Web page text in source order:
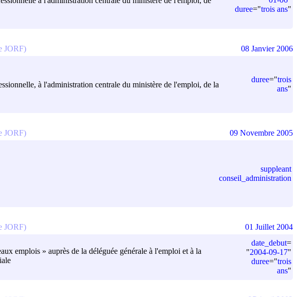
duree="trois ans"
à l'administration centrale du ministère de l'emploi, de la
duree="trois
ans"
JORF) 08 Janvier 2006
suppleant
conseil_administration
JORF) 09 Novembre 2005
emplois » auprès de la déléguée générale à l'emploi et à la
date_debut=
"2004-09-17"
duree="trois
ans"
JORF) 01 Juillet 2004